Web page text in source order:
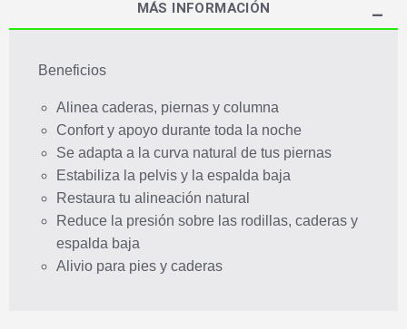
MÁS INFORMACIÓN
Beneficios
Alinea caderas, piernas y columna
Confort y apoyo durante toda la noche
Se adapta a la curva natural de tus piernas
Estabiliza la pelvis y la espalda baja
Restaura tu alineación natural
Reduce la presión sobre las rodillas, caderas y
espalda baja
Alivio para pies y caderas